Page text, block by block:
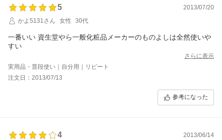
5
2013/07/20
かよ5131さん
女性 30代
一番いい 資生堂やら一般化粧品メーカーのものよしは全然使いや
すい
さらに表示
実用品・普段使い｜自分用｜リピート
注文日：2013/07/13
参考になった
4 2013/06/14